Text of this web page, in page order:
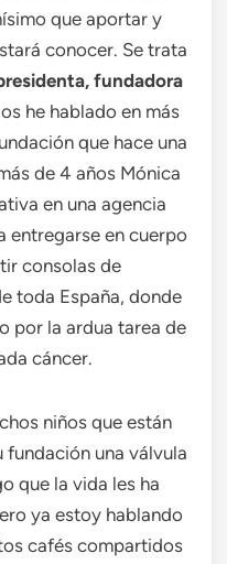
que aportar y
conocer. Se trata
fundadora
os he hablado en más
que hace una
de 4 años Mónica
en una agencia
entregarse en cuerpo
consolas de
toda España, donde
por la ardua tarea de
cáncer.
niños que están
una válvula
que la vida les ha
ya estoy hablando
cafés compartidos